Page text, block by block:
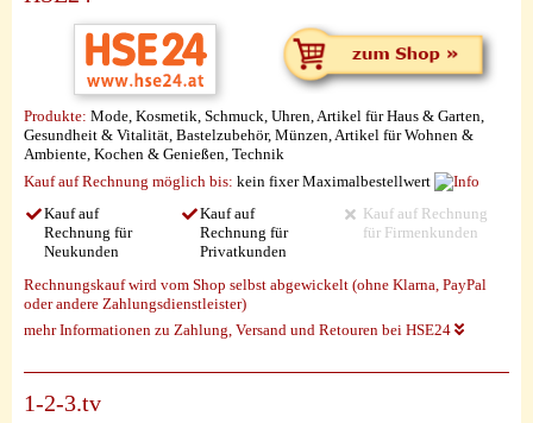
Produkte: Mode, Kosmetik, Schmuck, Uhren, Artikel für Haus & Garten,
Gesundheit & Vitalität, Bastelzubehör, Münzen, Artikel für Wohnen &
Ambiente, Kochen & Genießen, Technik
Kauf auf Rechnung möglich bis: kein fixer Maximalbestellwert
Kauf auf
Rechnung für
Neukunden
Kauf auf
Rechnung für
Privatkunden
Kauf auf Rechnung
für Firmenkunden
Rechnungskauf wird vom Shop selbst abgewickelt (ohne Klarna, PayPal
oder andere Zahlungsdienstleister)
mehr Informationen zu Zahlung, Versand und Retouren bei HSE24
1-2-3.tv